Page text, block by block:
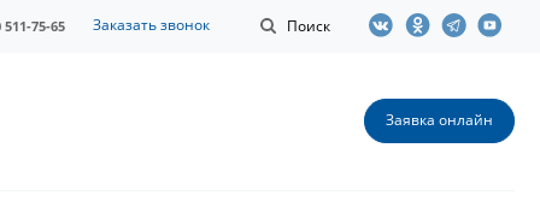
Поиск
511-75-65 Заказать звонок
Заявка онлайн